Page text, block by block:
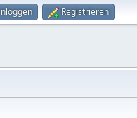
Registrieren